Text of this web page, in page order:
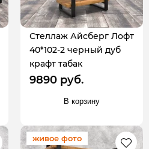
Стеллаж Айсберг Лофт
40*102-2 черный дуб
крафт табак
9890 руб.
В корзину
живое фото